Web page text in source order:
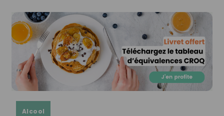
Alcool